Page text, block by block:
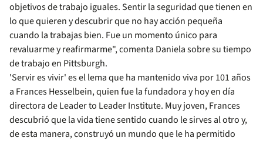
objetivos de trabajo iguales. Sentir la seguridad que tienen en
lo que quieren y descubrir que no hay acción pequeña
cuando la trabajas bien. Fue un momento único para
revaluarme y reafirmarme", comenta Daniela sobre su tiempo
de trabajo en Pittsburgh.
'Servir es vivir' es el lema que ha mantenido viva por 101 años
a Frances Hesselbein, quien fue la fundadora y hoy en día
directora de Leader to Leader Institute. Muy joven, Frances
descubrió que la vida tiene sentido cuando le sirves al otro y,
de esta manera, construyó un mundo que le ha permitido